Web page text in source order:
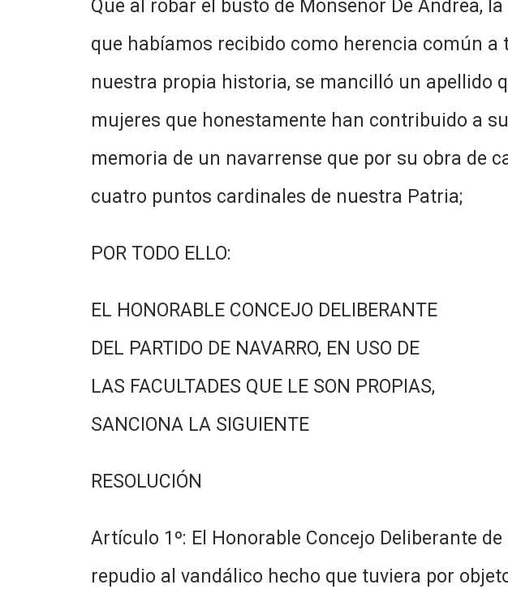
Que al robar el busto de Monseñor De Andrea,
que habíamos recibido como herencia común a
nuestra propia historia, se mancilló un apellido
mujeres que honestamente han contribuido a
memoria de un navarrense que por su obra de
cuatro puntos cardinales de nuestra Patria;
POR TODO ELLO:
EL HONORABLE CONCEJO DELIBERANTE
DEL PARTIDO DE NAVARRO, EN USO DE
LAS FACULTADES QUE LE SON PROPIAS,
SANCIONA LA SIGUIENTE
RESOLUCIÓN
Artículo 1º: El Honorable Concejo Deliberante
repudio al vandálico hecho que tuviera por